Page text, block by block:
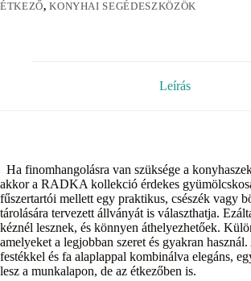
ÉTKEZŐ,KONYHAI SEGÉDESZKÖZÖK
Leírás
Ha finomhangolásra van szüksége a
akkor a RADKA kollekció érdekes
fűszertartói mellett egy praktikus, csészék vagy
tárolására tervezett állványát is választhatja.
kéznél lesznek, és könnyen áthelyezhetőek.
amelyeket a legjobban szeret és gyakran
festékkel és fa alaplappal kombinálva elegáns,
lesz a munkalapon, de az étkezőben is.